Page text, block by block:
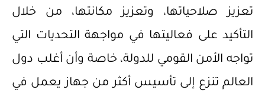
تعزيز صلاحياتها، وتعزيز مكانتها، من خلال
التأكيد على فعاليتها في مواجهة التحديات التي
تواجه الأمن القومي للدولة، خاصة وأن أغلب دول
العالم تنزع إلى تأسيس أكثر من جهاز يعمل في